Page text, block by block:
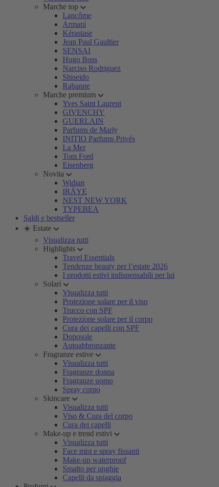
Marche top
Lancôme
Armani
Kérastase
Jean Paul Gaultier
SENSAI
Hugo Boss
Narciso Rodriguez
Shiseido
Rabanne
Marche premium
Yves Saint Laurent
GIVENCHY
GUERLAIN
Parfums de Marly
INITIO Parfums Privés
La Mer
Tom Ford
Eisenberg
Novita
Widian
IRÄYE
NEST NEW YORK
TYPEBEA
Saldi e bestseller
☀️ Estate
Visualizza tutti
Highlights
Travel Essentials
Tendenze beauty per l’estate 2026
I prodotti estivi indispensabili per lui
Solari
Visualizza tutti
Protezione solare per il viso
Trucco con SPF
Protezione solare per il corpo
Cura dei capelli con SPF
Doposole
Autoabbronzante
Fragranze estive
Visualizza tutti
Fragranze donna
Fragranze uomo
Spray corpo
Skincare
Visualizza tutti
Viso & Cura del corpo
Cura dei capelli
Make-up e trend estivi
Visualizza tutti
Face mist e spray fissanti
Make-up waterproof
Smalto per unghie
Capelli da spiaggia